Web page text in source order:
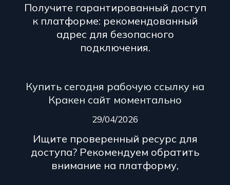
Получите гарантированный доступ
к платформе: рекомендованный
адрес для безопасного
подключения.
Купить сегодня рабочую ссылку на
Кракен сайт моментально
29/04/2026
Ищите проверенный ресурс для
доступа? Рекомендуем обратить
внимание на платформу,